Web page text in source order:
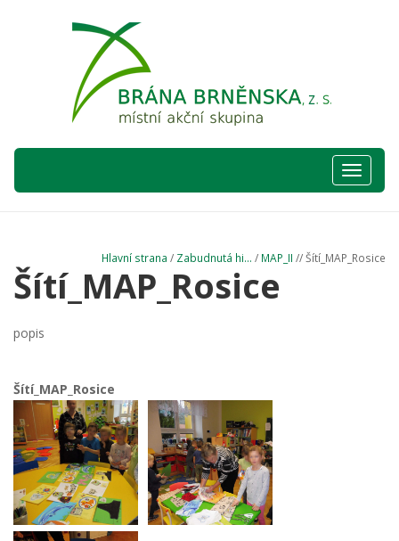
Hlavní
nabídka
Hlavní strana / Zabudnutá hi... / MAP_II // Šítí_MAP_Rosice
Šítí_MAP_Rosice
popis
Šítí_MAP_Rosice